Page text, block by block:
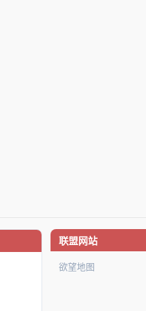
联盟网站
欲望地图